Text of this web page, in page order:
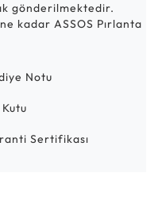
gönderilmektedir.
kadar ASSOS Pırlanta
Notu
Kutu
Sertifikası